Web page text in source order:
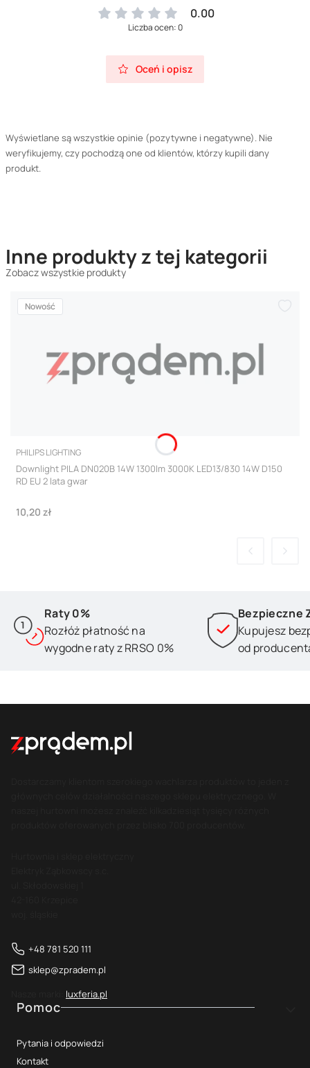
0.00
Liczba ocen: 0
Oceń i opisz
Wyświetlane są wszystkie opinie (pozytywne i negatywne). Nie
weryfikujemy, czy pochodzą one od klientów, którzy kupili dany
produkt.
Inne produkty z tej kategorii
Zobacz wszystkie produkty
Nowość
PRODUCENT
PHILIPS LIGHTING
Downlight PILA DN020B 14W 1300lm 3000K LED13/830 14W D150
RD EU 2 lata gwar
Cena
10,20 zł
Raty 0%
Rozłóż płatność na
wygodne raty z RRSO 0%
Bezpieczne
Kupujesz
od
+48 781 520 111
sklep@zpradem.pl
luxferia.pl
Linki w stopce
Pomoc
Pytania i odpowiedzi
Kontakt